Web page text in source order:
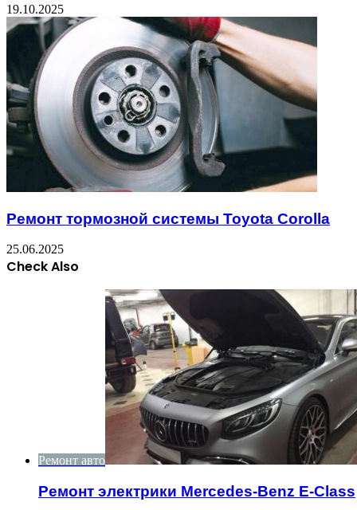
19.10.2025
Ремонт тормозной системы Toyota Corolla
25.06.2025
Check Also
Ремонт авто
Ремонт электрики Mercedes-Benz E-Class